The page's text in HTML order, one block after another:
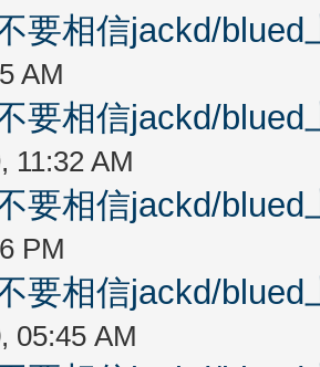
要相信jackd/
AM
要相信jackd/
11:32 AM
要相信jackd/
PM
要相信jackd/
05:45 AM